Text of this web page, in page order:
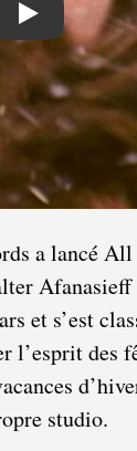
Play
a lancé
et s’est
l’esprit des
studio.